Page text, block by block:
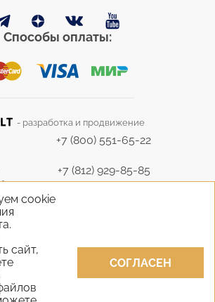
cookie
сайт,
СОГЛАСЕН
Способы оплаты:
- разработка и продвижение
+7 (800) 551-65-22
+7 (812) 929-85-85
9298585@bk.ru
+7 (978) 824-31-10
vernisage-c@mail.ru